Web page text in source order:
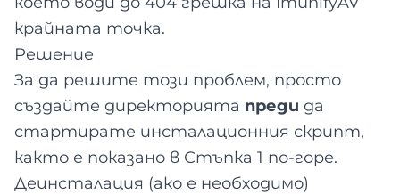
крайната точка.
Решение
За да решите този проблем, просто
създайте директорията преди да
стартирате инсталационния скрипт,
както е показано в Стъпка 1 по-горе.
Деинсталация (ако е необходимо)